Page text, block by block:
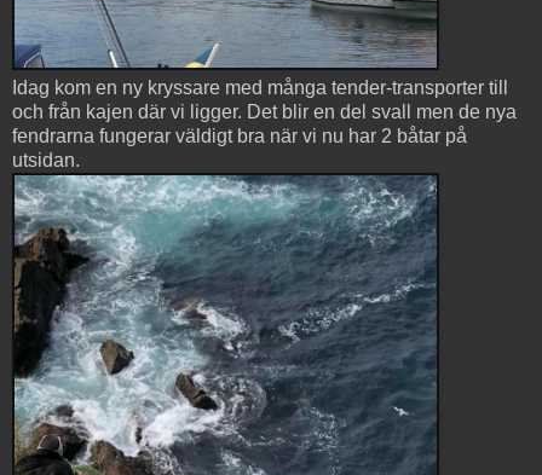
Idag kom en ny kryssare med många tender-transporter till
och från kajen där vi ligger. Det blir en del svall men de nya
fendrarna fungerar väldigt bra när vi nu har 2 båtar på
utsidan.